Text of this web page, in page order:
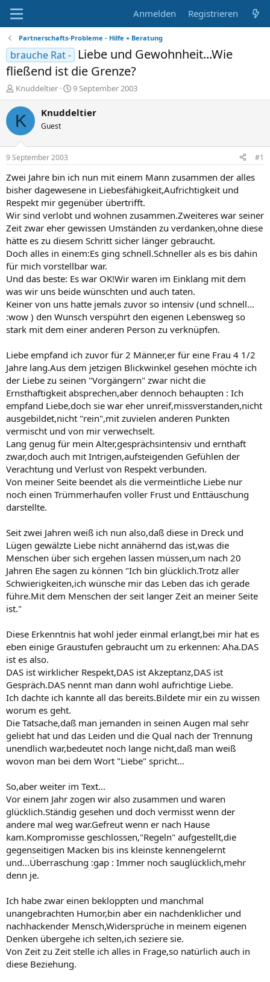
Anmelden Registrieren
Partnerschafts-Probleme - Hilfe + Beratung
brauche Rat -
Liebe und Gewohnheit...Wie
fließend ist die Grenze?
E
r
s
l
e
r
Knuddeltier
E
r
s
t
a
9 September 2003
K Knuddeltier
Guest
9 September 2003 #1
Zwei Jahre bin ich nun mit einem Mann zusammen der alles
bisher dagewesene in Liebesfähigkeit,Aufrichtigkeit und
Respekt mir gegenüber übertrifft.
Wir sind verlobt und wohnen zusammen.Zweiteres war seiner
Zeit zwar eher gewissen Umständen zu verdanken,ohne diese
hätte es zu diesem Schritt sicher länger gebraucht.
Doch alles in einem:Es ging schnell.Schneller als es bis dahin
für mich vorstellbar war.
Und das beste: Es war OK!Wir waren im Einklang mit dem
was wir uns beide wünschten und auch taten.
Keiner von uns hatte jemals zuvor so intensiv (und schnell...
:wow ) den Wunsch verspührt den eigenen Lebensweg so
stark mit dem einer anderen Person zu verknüpfen.
Liebe empfand ich zuvor für 2 Männer,er für eine Frau 4 1/2
Jahre lang.Aus dem jetzigen Blickwinkel gesehen möchte ich
der Liebe zu seinen "Vorgängern" zwar nicht die
Ernsthaftigkeit absprechen,aber dennoch behaupten : Ich
empfand Liebe,doch sie war eher unreif,missverstanden,nicht
ausgebildet,nicht "rein",mit zuvielen anderen Punkten
vermischt und von mir verwechselt.
Lang genug für mein Alter,gesprächsintensiv und ernthaft
zwar,doch auch mit Intrigen,aufsteigenden Gefühlen der
Verachtung und Verlust von Respekt verbunden.
Von meiner Seite beendet als die vermeintliche Liebe nur
noch einen Trümmerhaufen voller Frust und Enttäuschung
darstellte.
Seit zwei Jahren weiß ich nun also,daß diese in Dreck und
Lügen gewälzte Liebe nicht annähernd das ist,was die
Menschen über sich ergehen lassen müssen,um nach 20
Jahren Ehe sagen zu können "Ich bin glücklich.Trotz aller
Schwierigkeiten,ich wünsche mir das Leben das ich gerade
führe.Mit dem Menschen der seit langer Zeit an meiner Seite
ist."
Diese Erkenntnis hat wohl jeder einmal erlangt,bei mir hat es
eben einige Graustufen gebraucht um zu erkennen: Aha.DAS
ist es also.
DAS ist wirklicher Respekt,DAS ist Akzeptanz,DAS ist
Gespräch.DAS nennt man dann wohl aufrichtige Liebe.
Ich dachte ich kannte all das bereits.Bildete mir ein zu wissen
worum es geht.
Die Tatsache,daß man jemanden in seinen Augen mal sehr
geliebt hat und das Leiden und die Qual nach der Trennung
unendlich war,bedeutet noch lange nicht,daß man weiß
wovon man bei dem Wort "Liebe" spricht...
So,aber weiter im Text...
Vor einem Jahr zogen wir also zusammen und waren
glücklich.Ständig gesehen und doch vermisst wenn der
andere mal weg war.Gefreut wenn er nach Hause
kam.Kompromisse geschlossen,"Regeln" aufgestellt,die
gegenseitigen Macken bis ins kleinste kennengelernt
und...Überraschung :gap : Immer noch sauglücklich,mehr
denn je.
Ich habe zwar einen bekloppten und manchmal
unangebrachten Humor,bin aber ein nachdenklicher und
nachhackender Mensch,Widersprüche in meinem eigenen
Denken übergehe ich selten,ich seziere sie.
Von Zeit zu Zeit stelle ich alles in Frage,so natürlich auch in
diese Beziehung.